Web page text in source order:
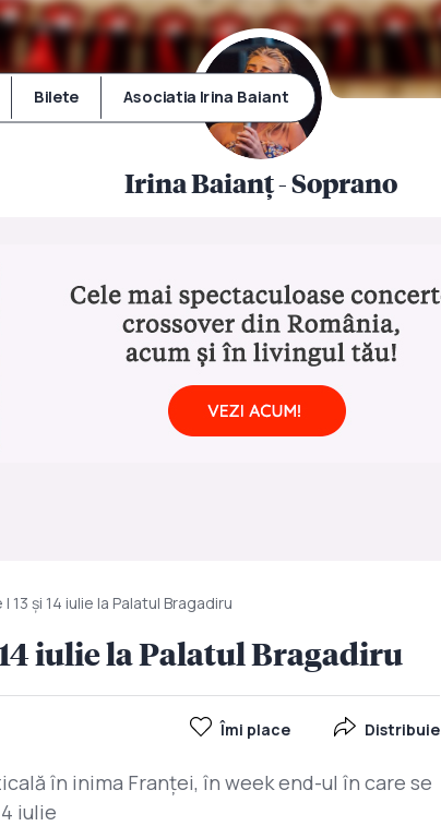
Irina Baianț - Soprano
Bilete Asociatia Irina Baiant
13 și 14 iulie la Palatul Bragadiru
iulie la Palatul Bragadiru
Îmi place Distribuie
în inima Franței, în week end-ul în care se
iulie